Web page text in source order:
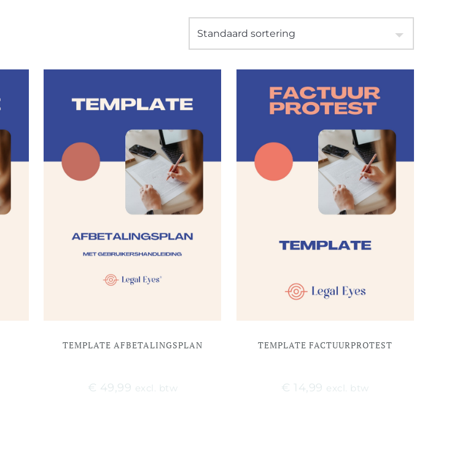
TEMPLATE AFBETALINGSPLAN
€ 49,99 excl. btw
TEMPLATE FACTUURPROTEST
€ 14,99 excl. btw